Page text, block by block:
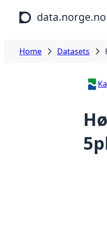
Skip to main content
data.norge.no
Home Datasets